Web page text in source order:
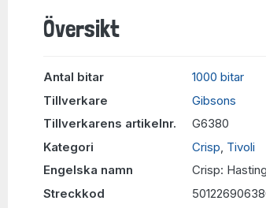
Översikt
Antal bitar
1000 bitar
Tillverkare
Gibsons
Tillverkarens artikelnr.
G6380
Kategori
Crisp Tivoli
Engelska namn
Crisp:
Streckkod